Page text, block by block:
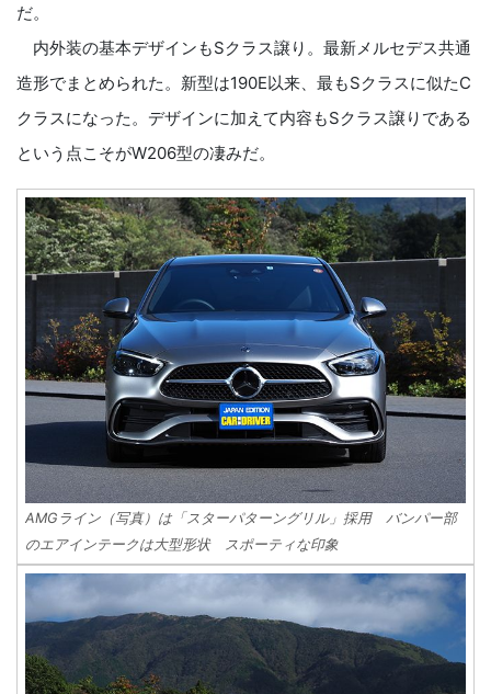
だ。
内外装の基本デザインもSクラス譲り。最新メルセデス共通
造形でまとめられた。新型は190E以来、最もSクラスに似たC
クラスになった。デザインに加えて内容もSクラス譲りである
という点こそがW206型の凄みだ。
AMGライン（写真）は「スターパターングリル」採用 バンパー部
のエアインテークは大型形状 スポーティな印象